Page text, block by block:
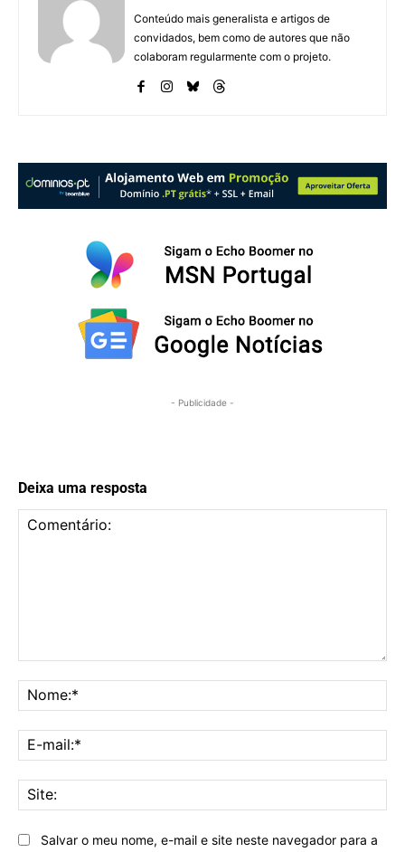
Conteúdo mais generalista e artigos de
convidados, bem como de autores que não
colaboram regularmente com o projeto.
- Publicidade -
Deixa uma resposta
Salvar o meu nome, e-mail e site neste navegador para a